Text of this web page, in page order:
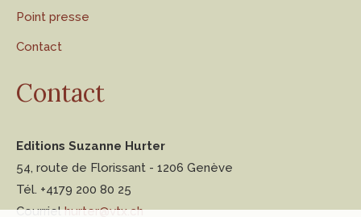
Point presse
Contact
Contact
Editions Suzanne Hurter
54, route de Florissant - 1206 Genève
Tél. +4179 200 80 25
Courrielhurter@vtx.ch